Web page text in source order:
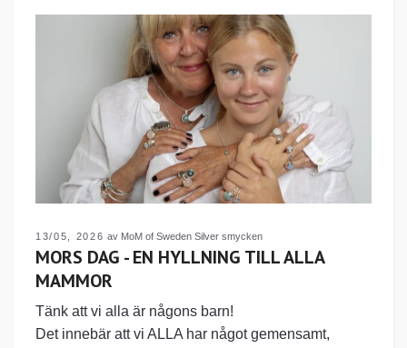
13/05, 2026 av MoM of Sweden Silver smycken
MORS DAG - EN HYLLNING TILL ALLA
MAMMOR
Tänk att vi alla är någons barn!
Det innebär att vi ALLA har något gemensamt,